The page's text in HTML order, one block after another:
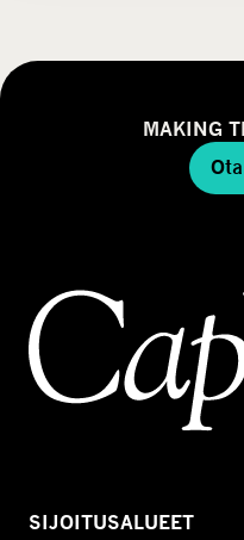
MAKING
SIJOITUSALUEET